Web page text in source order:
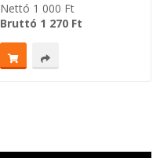
Nettó 1 000 Ft
Bruttó 1 270Ft